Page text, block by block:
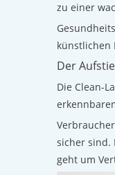
zu einer
künstlichen
Der
Die Clean-
sicher sind.
geht um